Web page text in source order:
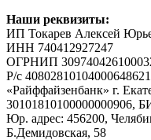
Наши реквизиты:
ИП Токарев Алексей
ИНН 740412927247
ОГРНИП
Р/с
«Райффайзенбанк» г.
30101810100000000906,
Юр. адрес: 456200,
Б.Демидовская, 58